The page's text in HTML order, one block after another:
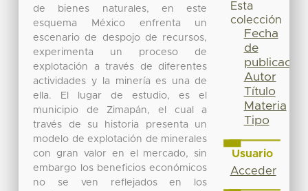
de bienes naturales, en este
esquema México enfrenta un
escenario de despojo de recursos,
experimenta un proceso de
explotación a través de diferentes
actividades y la minería es una de
ella. El lugar de estudio, es el
municipio de Zimapán, el cual a
través de su historia presenta un
modelo de explotación de minerales
con gran valor en el mercado, sin
embargo los beneficios económicos
no se ven reflejados en los
Esta
colección
Fecha
de
publicación
Autor
Título
Materia
Tipo
Usuario
Acceder